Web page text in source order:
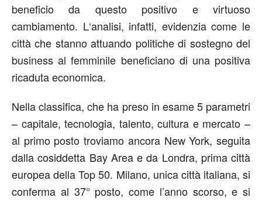
beneficio da questo positivo e virtuoso
cambiamento. L‘analisi, infatti, evidenzia come le
città che stanno attuando politiche di sostegno del
business al femminile beneficiano di una positiva
ricaduta economica.
Nella classifica, che ha preso in esame 5 parametri
– capitale, tecnologia, talento, cultura e mercato –
al primo posto troviamo ancora New York, seguita
dalla cosiddetta Bay Area e da Londra, prima città
europea della Top 50. Milano, unica città italiana, si
conferma al 37° posto, come l’anno scorso, e si